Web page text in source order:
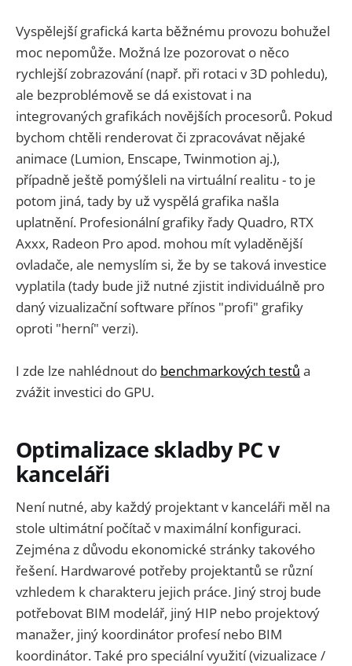
Vyspělejší grafická karta běžnému provozu bohužel
moc nepomůže. Možná lze pozorovat o něco
rychlejší zobrazování (např. při rotaci v 3D pohledu),
ale bezproblémově se dá existovat i na
integrovaných grafikách novějších procesorů. Pokud
bychom chtěli renderovat či zpracovávat nějaké
animace (Lumion, Enscape, Twinmotion aj.),
případně ještě pomýšleli na virtuální realitu - to je
potom jiná, tady by už vyspělá grafika našla
uplatnění. Profesionální grafiky řady Quadro, RTX
Axxx, Radeon Pro apod. mohou mít vyladěnější
ovladače, ale nemyslím si, že by se taková investice
vyplatila (tady bude již nutné zjistit individuálně pro
daný vizualizační software přínos "profi" grafiky
oproti "herní" verzi).
I zde lze nahlédnout do benchmarkových testů a
zvážit investici do GPU.
Optimalizace skladby PC v
kanceláři
Není nutné, aby každý projektant v kanceláři měl na
stole ultimátní počítač v maximální konfiguraci.
Zejména z důvodu ekonomické stránky takového
řešení. Hardwarové potřeby projektantů se různí
vzhledem k charakteru jejich práce. Jiný stroj bude
potřebovat BIM modelář, jiný HIP nebo projektový
manažer, jiný koordinátor profesí nebo BIM
koordinátor. Také pro speciální využití (vizualizace /